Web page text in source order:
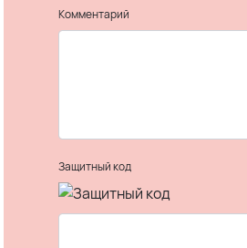
Комментарий
Защитный код